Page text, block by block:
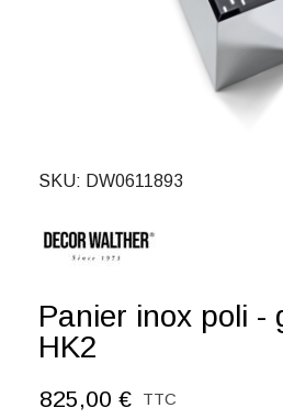
SKU DW0611893
Panier inox poli -
HK2
825,00 € TTC